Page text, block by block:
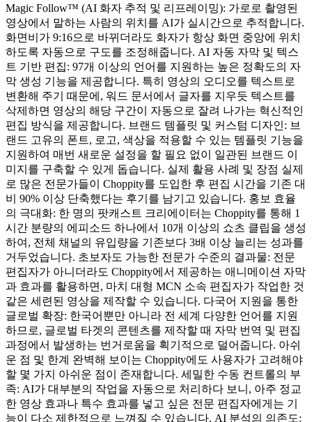
Magic Follow™ (AI 화자 추적 및 리프레이밍): 가로로 촬영된
영상에서 말하는 사람의 위치를 AI가 실시간으로 추적합니다.
화면비가 9:16으로 바뀌더라도 화자가 항상 화면 중앙에 위치
하도록 자동으로 구도를 조정해줍니다. AI 자동 자막 및 텍스
트 기반 편집: 97개 이상의 언어를 지원하는 높은 정확도의 자
막 생성 기능을 제공합니다. 특히 영상의 오디오를 텍스트로
변환해 주기 때문에, 워드 문서에서 글자를 지우듯 텍스트를
삭제하면 영상의 해당 구간이 자동으로 잘려 나가는 혁신적인
편집 방식을 제공합니다. 브랜드 템플릿 및 커스텀 디자인: 브
랜드 고유의 폰트, 로고, 색상을 적용할 수 있는 템플릿 기능을
지원하여 매번 새로운 설정을 할 필요 없이 일관된 브랜드 이
미지를 구축할 수 있게 돕습니다. 실제 활용 사례 및 장점 실제
로 많은 전문가들이 Choppity를 도입한 후 편집 시간을 기존 대
비 90% 이상 단축했다는 후기를 남기고 있습니다. 홍보 효율
의 극대화: 한 명의 팟캐스트 크리에이터는 Choppity를 통해 1
시간 분량의 에피소드 하나에서 10개 이상의 쇼츠 클립을 생성
하여, 전체 채널의 유입량을 기존보다 3배 이상 늘리는 성과를
거두었습니다. 초보자도 가능한 전문가 수준의 결과물: 전문
편집자가 아니더라도 Choppity에서 제공하는 애니메이션 자막
과 효과를 활용하면, 마치 대형 MCN 소속 편집자가 작업한 것
같은 세련된 영상을 제작할 수 있습니다. 다국어 지원을 통한
글로벌 확장: 한국어뿐만 아니라 전 세계 다양한 언어를 지원
하므로, 글로벌 타겟의 콘텐츠를 제작할 때 자막 번역 및 편집
과정에서 발생하는 번거로움을 획기적으로 덜어줍니다. 아쉬
운 점 및 한계 완벽해 보이는 Choppity에도 사용자가 고려해야
할 몇 가지 아쉬운 점이 존재합니다. 세밀한 수동 컨트롤의 부
족: AI가 대부분의 작업을 자동으로 처리하다 보니, 아주 정교
한 영상 효과나 특수 효과를 넣고 싶은 전문 편집자에게는 기
능이 다소 제한적으로 느껴질 수 있습니다. AI 분석의 의존도: